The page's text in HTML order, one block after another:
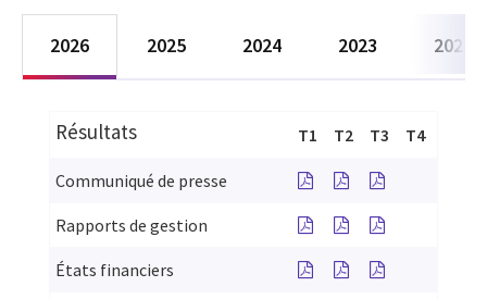
2026 2025 2024 2023 2022
Résultats T1 T2 T3 T4
Communiqué de presse See Press Release for
See Press Release
See Press
Rapports de gestion See MD&A for CGI Q1
See MD&A for CGI
See MD&A for
États financiers See Financial
See Financial
See Financial